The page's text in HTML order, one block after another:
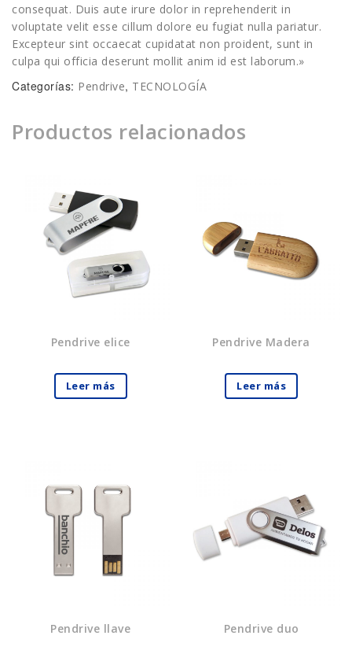
consequat. Duis aute irure dolor in reprehenderit in
voluptate velit esse cillum dolore eu fugiat nulla pariatur.
Excepteur sint occaecat cupidatat non proident, sunt in
culpa qui officia deserunt mollit anim id est laborum.»
Categorías: Pendrive, TECNOLOGÍA
Productos relacionados
Pendrive elice
Leer más
Pendrive Madera
Leer más
Pendrive llave Pendrive duo